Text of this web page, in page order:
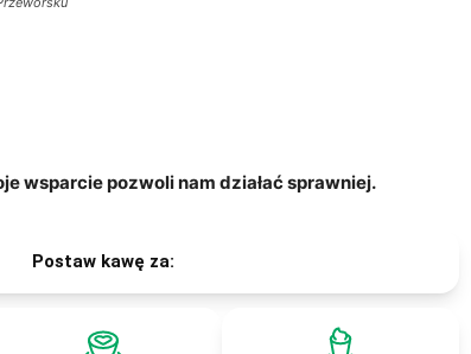
wsparcie pozwoli nam działać sprawniej.
Postaw kawę za: